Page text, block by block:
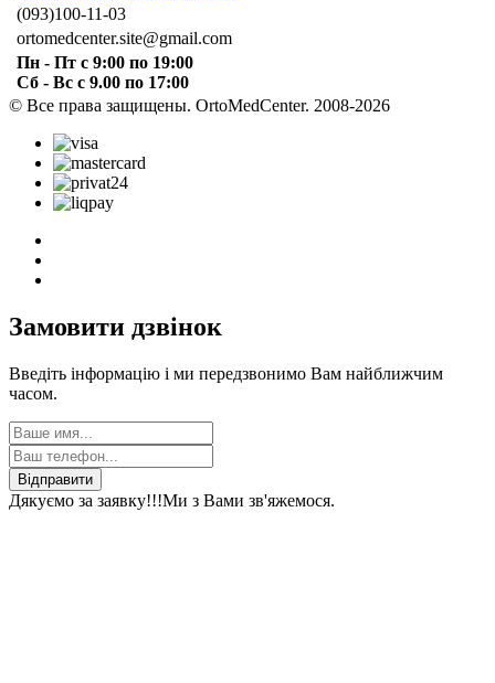
(093)100-11-03
ortomedcenter.site@gmail.com
Пн - Пт с 9:00 по 19:00
Сб - Вс с 9.00 по 17:00
© Все права защищены. OrtoMedCenter. 2008-2026
Замовити дзвінок
Введіть інформацію і ми передзвонимо Вам найближчим
часом.
Відправити
Дякуємо за заявку!!!Ми з Вами зв'яжемося.